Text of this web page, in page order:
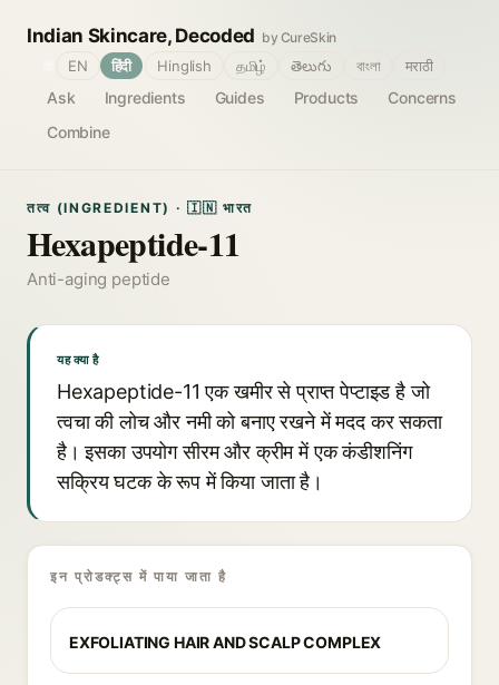
Indian Skincare, Decoded by CureSkin
Ask Ingredients Guides Products
Concerns
Combine
EN हिंदी Hinglish தமிழ் తెలుగు বাংলা मराठी
तत्व (INGREDIENT) · 🇮🇳 भारत
Hexapeptide-11
Anti-aging peptide
यह क्या है
Hexapeptide-11 एक खमीर से प्राप्त पेप्टाइड है जो
त्वचा की लोच और नमी को बनाए रखने में मदद कर सकता
है। इसका उपयोग सीरम और क्रीम में एक कंडीशनिंग
सक्रिय घटक के रूप में किया जाता है।
इन प्रोडक्ट्स में पाया जाता है
EXFOLIATING HAIR AND SCALP COMPLEX